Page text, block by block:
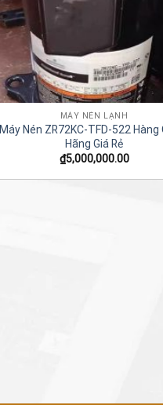
MÁY NÉN LẠNH
Máy Nén ZR72KC-TFD-522 Hàng
Hãng Giá Rẻ
₫5,000,000.00